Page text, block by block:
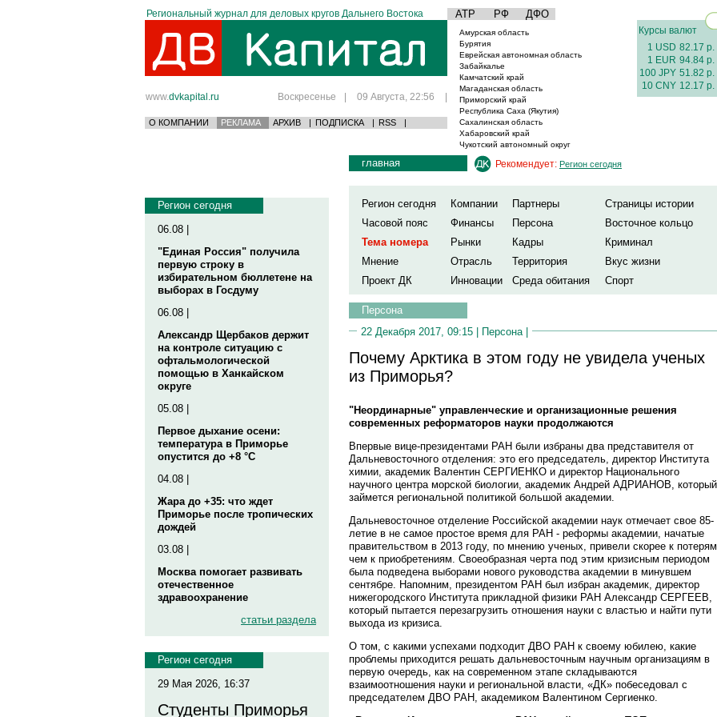
Региональный журнал для деловых кругов Дальнего Востока АТР РФ ДФО
www.dvkapital.ru Воскресенье | 09 Августа, 22:56 |
О КОМПАНИИ РЕКЛАМА АРХИВ | ПОДПИСКА | RSS |
Амурская область
Бурятия
Еврейская автономная область
Забайкалье
Камчатский край
Магаданская область
Приморский край
Республика Саха (Якутия)
Сахалинская область
Хабаровский край
Чукотский автономный округ
Курсы валют
1 USD 82.17 р.
1 EUR 94.84 р.
100 JPY 51.82 р.
10 CNY 12.17 р.
Регион сегодня
06.08 |
"Единая Россия" получила
первую строку в
избирательном бюллетене на
выборах в Госдуму
06.08 |
Александр Щербаков держит
на контроле ситуацию с
офтальмологической
помощью в Ханкайском
округе
05.08 |
Первое дыхание осени:
температура в Приморье
опустится до +8 °C
04.08 |
Жара до +35: что ждет
Приморье после тропических
дождей
03.08 |
Москва помогает развивать
отечественное
здравоохранение
статьи раздела
Регион сегодня
29 Мая 2026, 16:37
Студенты Приморья
главная Рекомендует: Регион сегодня
Регион сегодня Компании Партнеры
Страницы истории
Часовой пояс
Финансы Персона
Восточное кольцо
Тема номера
Рынки Кадры
Криминал
Мнение
Отрасль Территория
Вкус жизни
Проект ДК
Инновации Среда обитания Спорт
Персона
22 Декабря 2017, 09:15 | Персона |
Почему Арктика в этом году не увидела ученых
из Приморья?
"Неординарные" управленческие и организационные решения
современных реформаторов науки продолжаются
Впервые вице-президентами РАН были избраны два представителя от
Дальневосточного отделения: это его председатель, директор Института
химии, академик Валентин СЕРГИЕНКО и директор Национального
научного центра морской биологии, академик Андрей АДРИАНОВ, который
займется региональной политикой большой академии.
Дальневосточное отделение Российской академии наук отмечает свое 85-
летие в не самое простое время для РАН - реформы академии, начатые
правительством в 2013 году, по мнению ученых, привели скорее к
чем к приобретениям. Своеобразная черта под этим кризисным периодом
была подведена выборами нового руководства академии в минувшем
сентябре. Напомним, президентом РАН был избран академик, директор
нижегородского Института прикладной физики РАН Александр СЕРГЕЕВ,
который пытается перезагрузить отношения науки с властью и найти пути
выхода из кризиса.
О том, с какими успехами подходит ДВО РАН к своему юбилею, какие
проблемы приходится решать дальневосточным научным организациям в
первую очередь, как на современном этапе складываются
взаимоотношения науки и региональной власти, «ДК» побеседовал с
председателем ДВО РАН, академиком Валентином Сергиенко.